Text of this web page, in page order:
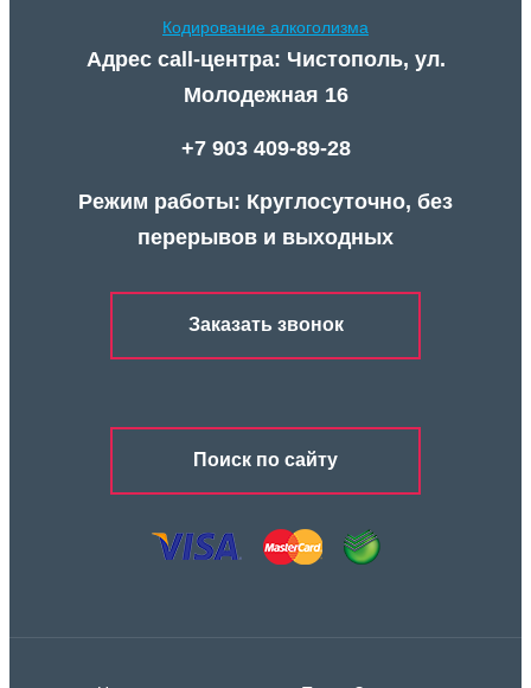
Кодирование алкоголизма
Адрес call-центра: Чистополь, ул.
Молодежная 16
+7 903 409-89-28
Режим работы: Круглосуточно, без
перерывов и выходных
Заказать звонок
Поиск по сайту